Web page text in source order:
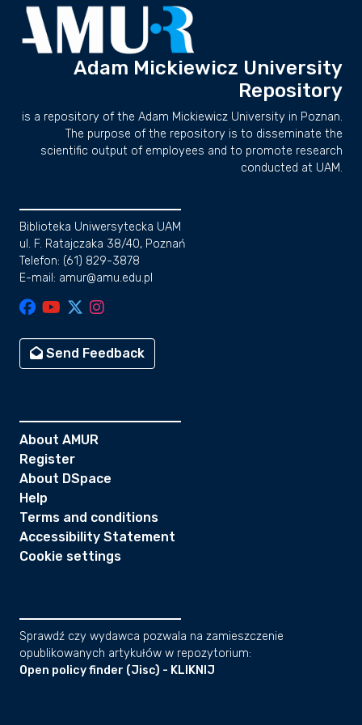
Adam Mickiewicz University
Repository
is a repository of the Adam Mickiewicz University in Poznan.
The purpose of the repository is to disseminate the
scientific output of employees and to promote research
conducted at UAM.
Biblioteka Uniwersytecka UAM
ul. F. Ratajczaka 38/40, Poznań
Telefon: (61) 829-3878
E-mail: amur@amu.edu.pl
Send Feedback
About AMUR
Register
About DSpace
Help
Terms and conditions
Accessibility Statement
Cookie settings
Sprawdź czy wydawca pozwala na zamieszczenie
opublikowanych artykułów w repozytorium:
Open policy finder (Jisc) - KLIKNIJ